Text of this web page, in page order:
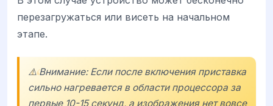
перезагружаться или висеть на начальном
этапе.
⚠️ Внимание: Если после включения приставка
сильно нагревается в области процессора за
первые 10-15 секунд, а изображения нет вовсе